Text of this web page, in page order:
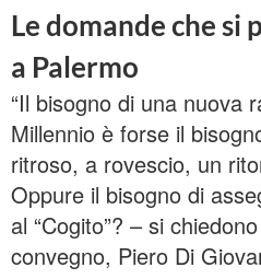
Le domande che
a Palermo
“Il bisogno di una nuova
Millennio è forse il
ritroso, a rovescio, un
Oppure il bisogno di
al “Cogito”? – si
convegno, Piero Di